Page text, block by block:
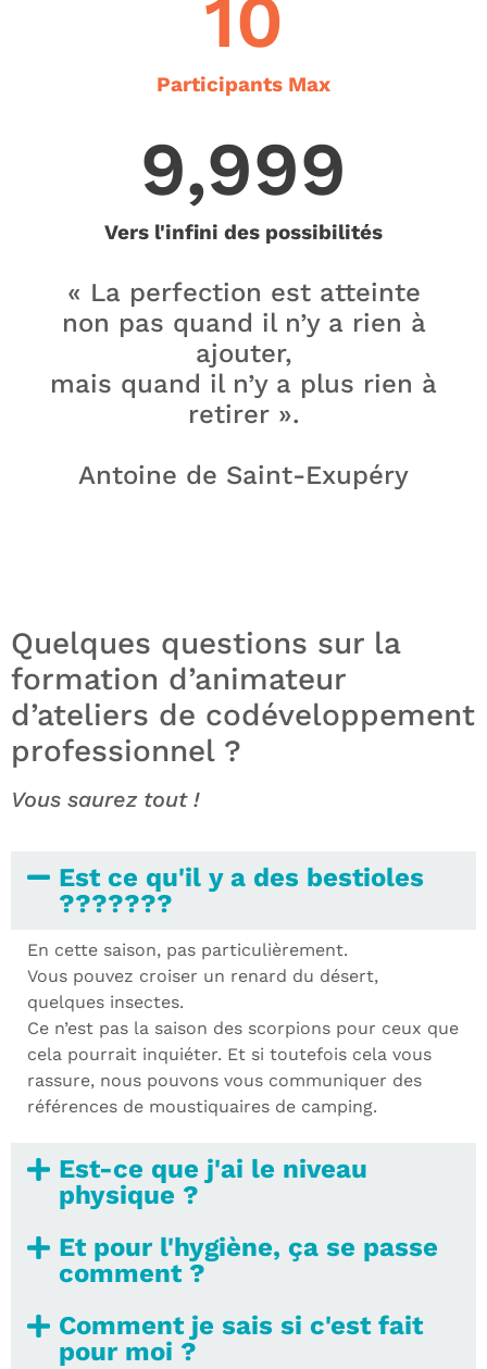
Participants Max
10
Vers l'infini des possibilités
9,999
« La perfection est atteinte
non pas quand il n’y a rien à
ajouter,
mais quand il n’y a plus rien à
retirer ».
Antoine de Saint-Exupéry
Quelques questions sur la
formation d’animateur
d’ateliers de codéveloppement
professionnel ?
Vous saurez tout !
Est ce qu'il y a des bestioles
???????
En cette saison, pas particulièrement.
Vous pouvez croiser un renard du désert,
quelques insectes.
Ce n’est pas la saison des scorpions pour ceux que
cela pourrait inquiéter. Et si toutefois cela vous
rassure, nous pouvons vous communiquer des
références de moustiquaires de camping.
Est-ce que j'ai le niveau
physique ?
Et pour l'hygiène, ça se passe
comment ?
Comment je sais si c'est fait
pour moi ?